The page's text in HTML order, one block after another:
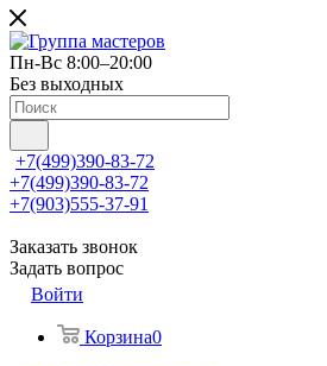
Пн-Вс 8:00–20:00
Без выходных
+7(499)390-83-72
+7(499)390-83-72
+7(903)555-37-91
Заказать звонок
Задать вопрос
Войти
Корзина0